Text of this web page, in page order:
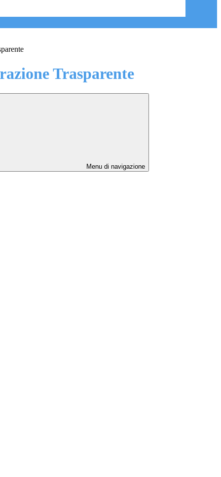
Trasparente
Menu di navigazione